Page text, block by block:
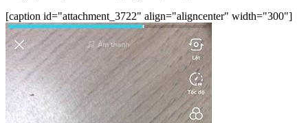
[caption id="attachment_3722" align="aligncenter" width="300"]